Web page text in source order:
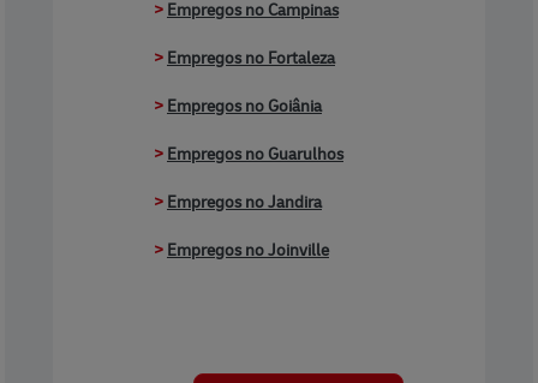
> Empregos no Campinas
> Empregos no Fortaleza
> Empregos no Goiânia
> Empregos no Guarulhos
> Empregos no Jandira
> Empregos no Joinville